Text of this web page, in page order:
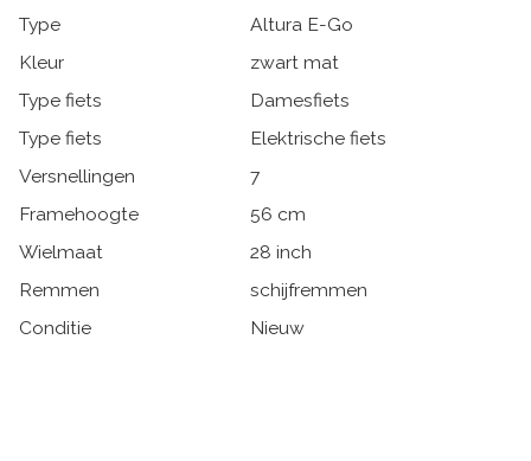
Type
Altura E-Go
Kleur
zwart mat
Type fiets
Damesfiets
Type fiets
Elektrische fiets
Versnellingen
7
Framehoogte
56 cm
Wielmaat
28 inch
Remmen
schijfremmen
Conditie
Nieuw